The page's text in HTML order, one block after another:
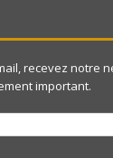
recevez notre
important.